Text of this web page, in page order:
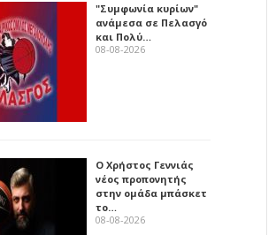
"Συμφωνία κυρίων"
ανάμεσα σε Πελασγό
και Πολύ…
08-08-2026
Ο Χρήστος Γεννιάς
νέος προπονητής
στην ομάδα μπάσκετ
το…
08-08-2026